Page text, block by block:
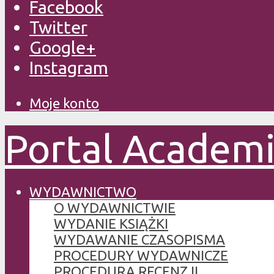
Facebook
Twitter
Google+
Instagram
Moje konto
Portal
WYDAWNICTWO
O WYDAWNICTWIE
WYDANIE KSIĄŻKI
WYDAWANIE CZASOPISMA
PROCEDURY WYDAWNICZE